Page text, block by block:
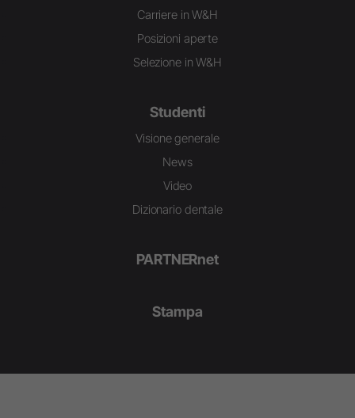
Carriere in W&H
Posizioni aperte
Selezione in W&H
Studenti
Visione generale
News
Video
Dizionario dentale
PARTNERnet
Stampa